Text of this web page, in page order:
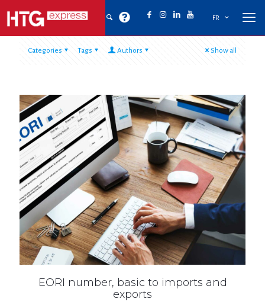
FR
Categories Tags Authors Show all
EORI number, basic to imports and
exports